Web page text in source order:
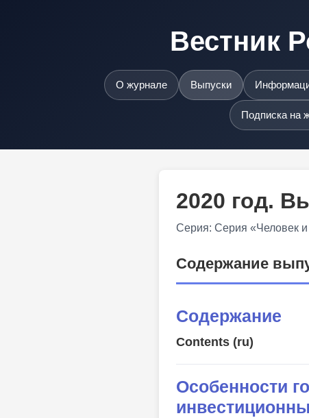
Вестник
О журнале Выпуски
Подписка на
2020 год.
Серия: Серия «Человек
Содержание
Содержание
Contents (ru)
Особенности